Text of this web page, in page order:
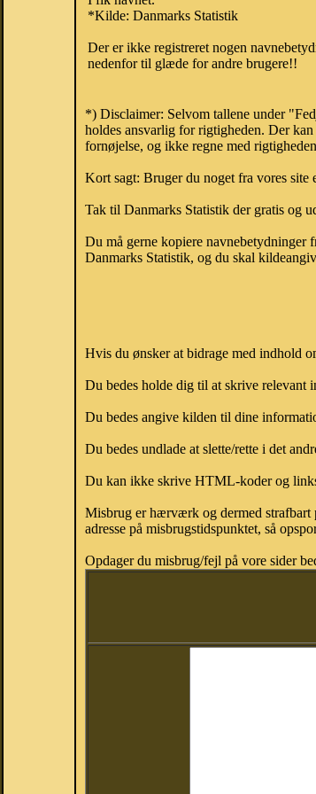
*Kilde: Danmarks Statistik
Der er ikke registreret nogen
nedenfor til glæde for andre brugere!!
*) Disclaimer: Selvom tallene under
holdes ansvarlig for rigtigheden. Der
fornøjelse, og ikke regne med
Kort sagt: Bruger du noget fra vores site
Tak til Danmarks Statistik der gratis og
Du må gerne kopiere navnebetydninger
Danmarks Statistik, og du skal
Hvis du ønsker at bidrage med indhold
Du bedes holde dig til at skrive relevant
Du bedes angive kilden til dine
Du bedes undlade at slette/rette i det
Du kan ikke skrive HTML-koder og
Misbrug er hærværk og dermed strafbart
adresse på misbrugstidspunktet, så
Opdager du misbrug/fejl på vore sider